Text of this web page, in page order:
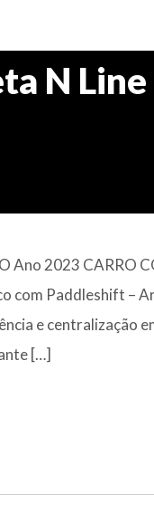
N
Ano 2023 CARRO
com Paddleshift –
e centralização
[…]